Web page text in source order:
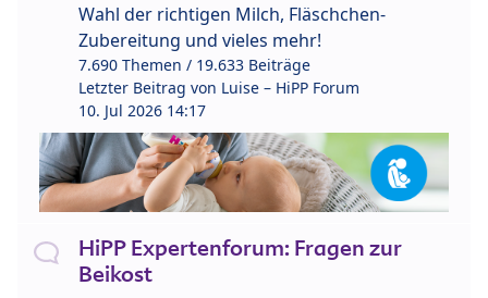
Wahl der richtigen Milch, Fläschchen-
Zubereitung und vieles mehr!
7.690 Themen / 19.633 Beiträge
Letzter Beitrag von Luise – HiPP Forum
10. Jul 2026 14:17
HiPP Expertenforum: Fragen zur
Beikost